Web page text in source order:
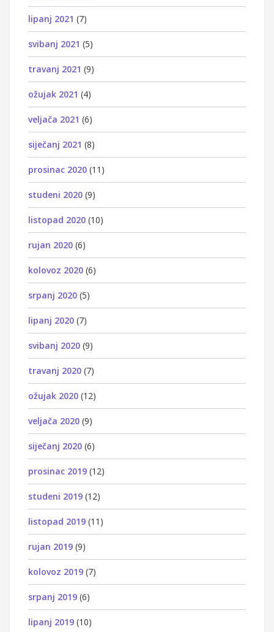
lipanj 2021 (7)
svibanj 2021 (5)
travanj 2021 (9)
ožujak 2021 (4)
veljača 2021 (6)
siječanj 2021 (8)
prosinac 2020 (11)
studeni 2020 (9)
listopad 2020 (10)
rujan 2020 (6)
kolovoz 2020 (6)
srpanj 2020 (5)
lipanj 2020 (7)
svibanj 2020 (9)
travanj 2020 (7)
ožujak 2020 (12)
veljača 2020 (9)
siječanj 2020 (6)
prosinac 2019 (12)
studeni 2019 (12)
listopad 2019 (11)
rujan 2019 (9)
kolovoz 2019 (7)
srpanj 2019 (6)
lipanj 2019 (10)